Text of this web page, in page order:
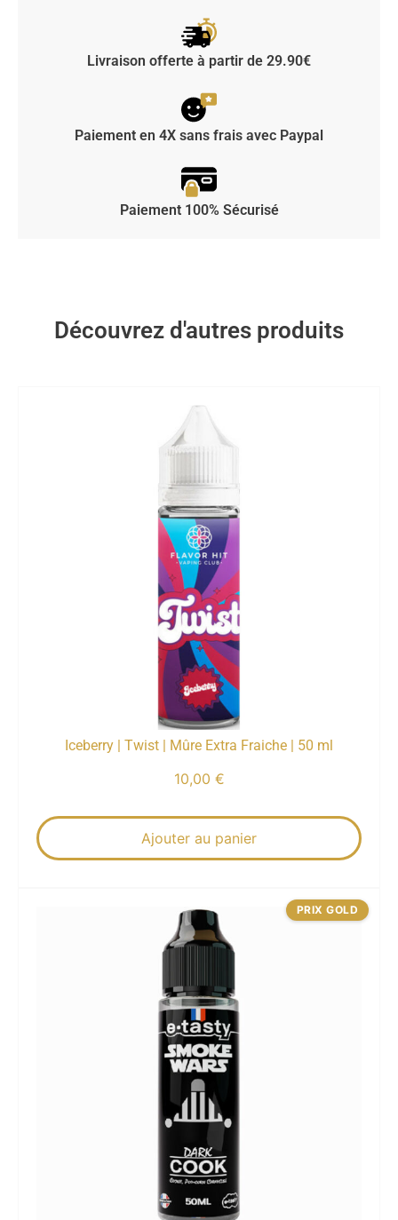
Livraison offerte à partir de 29.90€
Paiement en 4X sans frais avec Paypal
Paiement 100% Sécurisé
Découvrez d'autres produits
Iceberry | Twist | Mûre Extra Fraiche | 50 ml
10,00 €
Ajouter au panier
PRIX GOLD